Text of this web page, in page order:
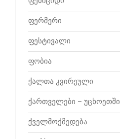
ფერმერი
ფესტივალი
ფობია
ქალთა კვირეული
ქართველები – უცხოეთში
ქველმოქმედება